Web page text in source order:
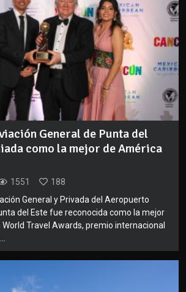
General de Punta del
como la mejor de América
1551
188
General y Privada del Aeropuerto
del Este fue reconocida como la mejor
World Travel Awards, premio internacional